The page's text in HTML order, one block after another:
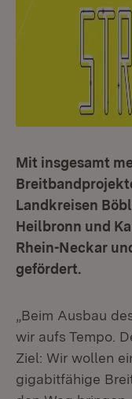
Mit insgesamt
Landkreisen
Heilbronn und
Rhein-Neckar
gefördert.
„Beim Ausbau
wir aufs Tempo.
Ziel: Wir wollen
gigabitfähige